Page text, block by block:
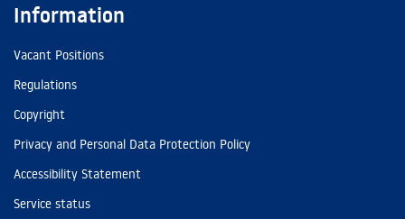
Information
Vacant Positions
Regulations
Copyright
Privacy and Personal Data Protection Policy
Accessibility Statement
Service status